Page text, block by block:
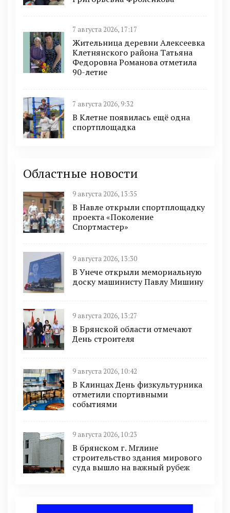
7 августа 2026, 17:17
Жительница деревни Алексеевка
Клетнянского района Татьяна
Федоровна Романова отметила
90-летие
7 августа 2026, 9:32
В Клетне появилась ещё одна
спортплощадка
Областные новости
9 августа 2026, 13:35
В Навле открыли спортплощадку
проекта «Поколение
Спортмастер»
9 августа 2026, 13:30
В Унече открыли мемориальную
доску машинисту Павлу Мишину
9 августа 2026, 13:27
В Брянской области отмечают
День строителя
9 августа 2026, 10:42
В Клинцах День физкультурника
отметили спортивными
событиями
9 августа 2026, 10:23
В брянском г. Мглине
строительство здания мирового
суда вышло на важный рубеж